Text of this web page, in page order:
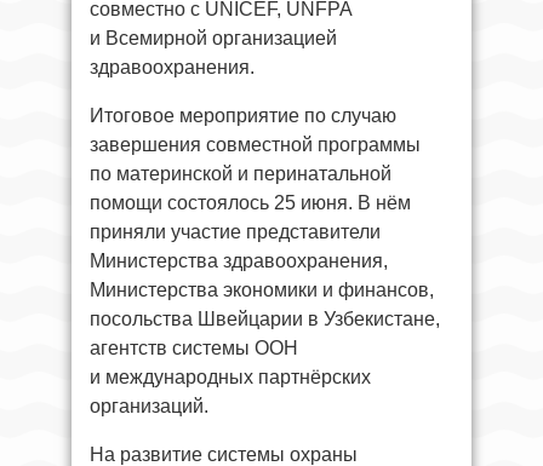
совместно с UNICEF, UNFPA
и Всемирной организацией
здравоохранения.
Итоговое мероприятие по случаю
завершения совместной программы
по материнской и перинатальной
помощи состоялось 25 июня. В нём
приняли участие представители
Министерства здравоохранения,
Министерства экономики и финансов,
посольства Швейцарии в Узбекистане,
агентств системы ООН
и международных партнёрских
организаций.
На развитие системы охраны